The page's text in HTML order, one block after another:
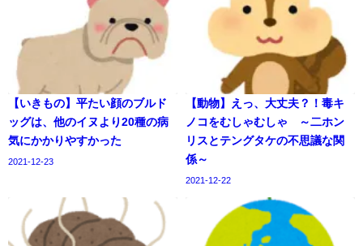
【いきもの】平たい顔のブルド
ッグは、他のイヌより20種の病
気にかかりやすかった
2021-12-23
【動物】えっ、大丈夫？！毒キ
ノコをむしゃむしゃ ～二ホン
リスとテングタケの不思議な関
係～
2021-12-22